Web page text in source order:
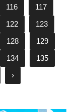
116
117
122
123
128
129
134
135
›